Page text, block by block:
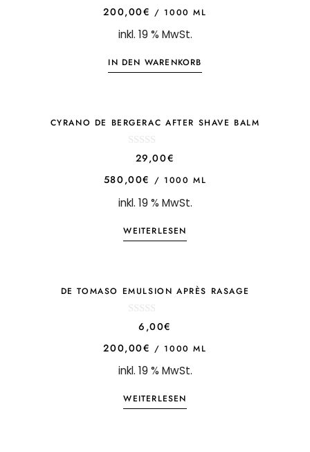
200,00€ / 1000 ML
inkl. 19 % MwSt.
IN DEN WARENKORB
CYRANO DE BERGERAC AFTER SHAVE BALM
u
t
f
29,00€
580,00€ / 1000 ML
inkl. 19 % MwSt.
WEITERLESEN
DE TOMASO EMULSION APRÈS RASAGE
u
t
f
6,00€
200,00€ / 1000 ML
inkl. 19 % MwSt.
WEITERLESEN